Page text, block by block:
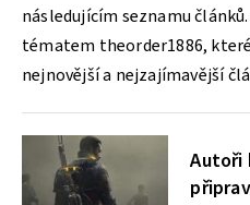
následujícím seznamu
tématem theorder1886,
nejnovější a nejzajímavější
Autoři